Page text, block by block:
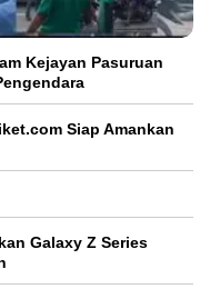
Kejayan Pasuruan
Siap Amankan
Galaxy Z Series